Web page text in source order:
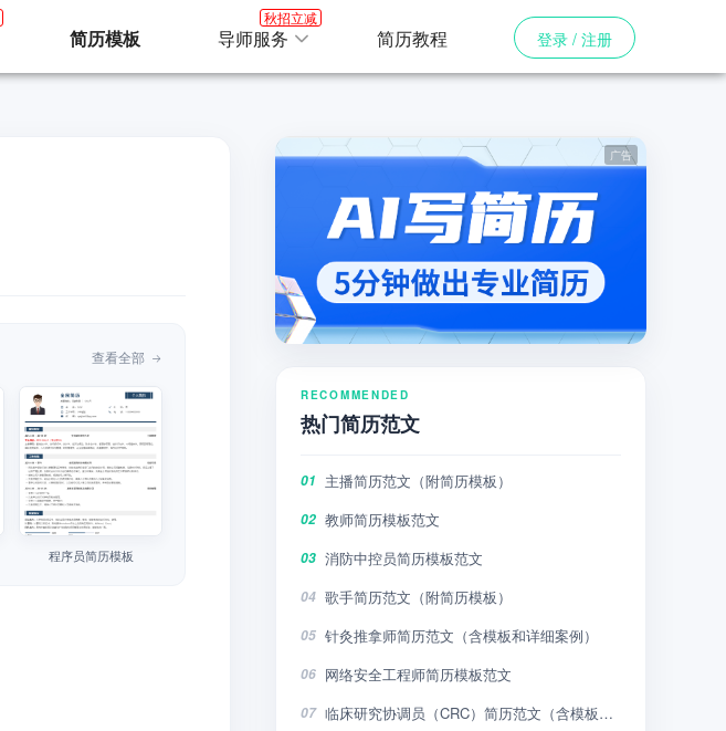
简历模板 导师服务
秋招立减
简历教程 登录 / 注册
查看全部
程序员简历模板
RECOMMENDED
热门简历范文
01 主播简历范文（附简历模板）
02 教师简历模板范文
03 消防中控员简历模板范文
04 歌手简历范文（附简历模板）
05 针灸推拿师简历范文（含模板和详细案例）
06 网络安全工程师简历模板范文
07 临床研究协调员（CRC）简历范文（含模板和详细案例）